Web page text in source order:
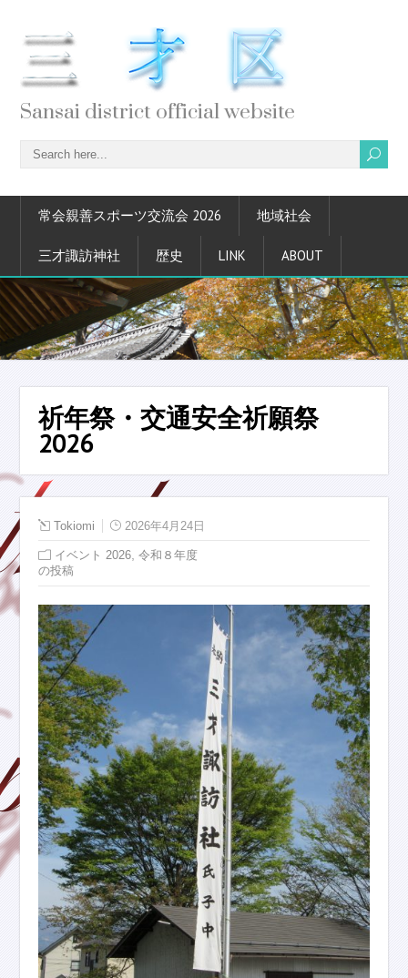
Sansai district official website
常会親善スポーツ交流会 2026 地域社会
三才諏訪神社 歴史 LINK ABOUT
祈年祭・交通安全祈願祭
2026
Tokiomi 2026年4月24日
イベント 2026 ,令和８年度
の投稿